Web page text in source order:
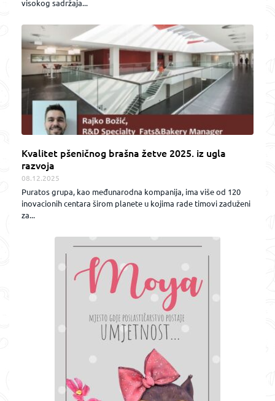
visokog sadržaja...
Kvalitet pšeničnog brašna žetve 2025. iz ugla
razvoja
08.12.2025
Puratos grupa, kao međunarodna kompanija, ima više od 120
inovacionih centara širom planete u kojima rade timovi zaduženi
za...